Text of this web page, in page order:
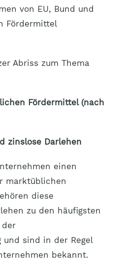
von EU, Bund und
Fördermittel
Abriss zum Thema
Fördermittel (nach
zinslose Darlehen
einen
marktüblichen
diese
zu den häufigsten
der
sind in der Regel
bekannt.